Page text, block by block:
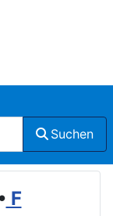
Suchen
F